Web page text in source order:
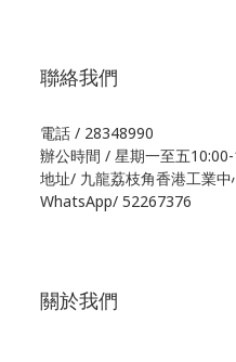
聯絡我們
電話 / 28348990
辦公時間 / 星期一至五
地址/ 九龍荔枝角香港工業
WhatsApp/ 52267376
關於我們